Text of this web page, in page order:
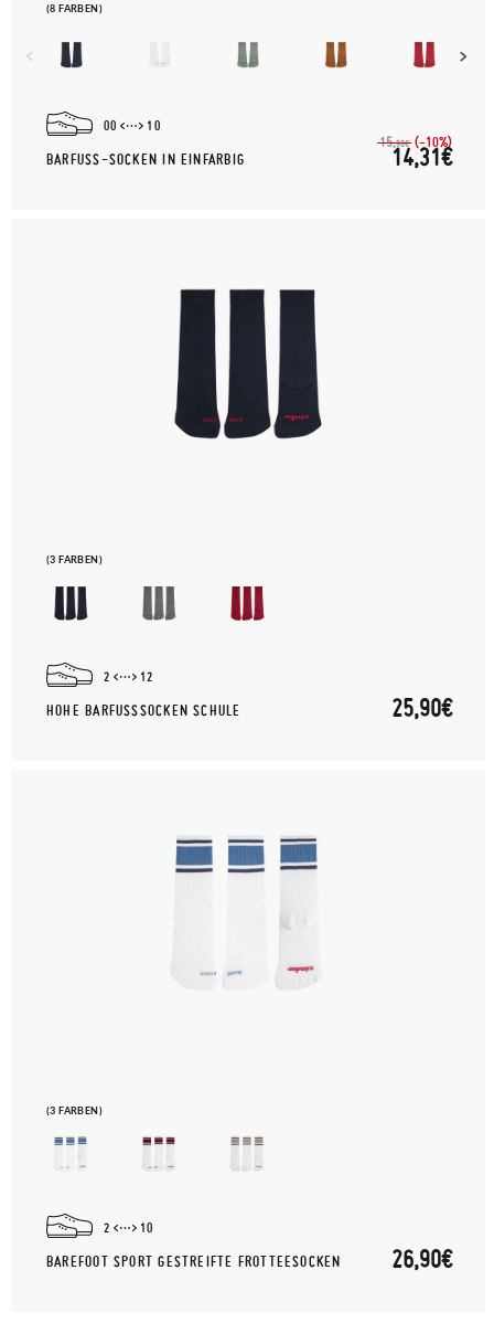
(8 FARBEN)
00 10
BARFUSS-SOCKEN IN EINFARBIG
15,90€ (-10%)
14,31€
(3 FARBEN)
2 12
HOHE BARFUSSSOCKEN SCHULE 25,90€
(3 FARBEN)
2 10
BAREFOOT SPORT GESTREIFTE FROTTEESOCKEN 26,90€